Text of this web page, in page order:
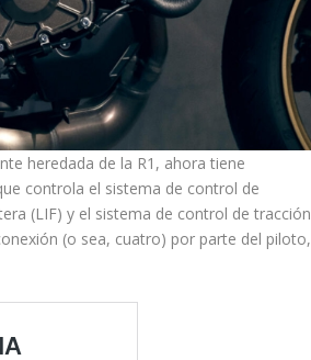
heredada de la R1, ahora tiene
controla el sistema de control de
(LIF) y el sistema de control de tracción
(o sea, cuatro) por parte del piloto,